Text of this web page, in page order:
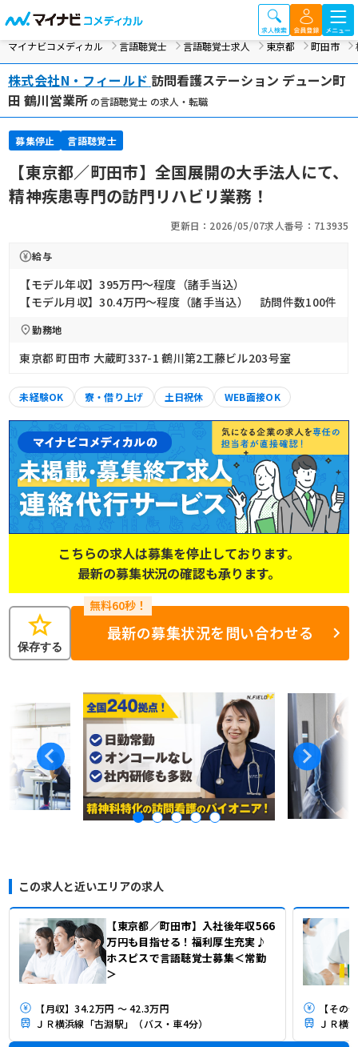
マイナビコメディカル 言語聴覚士 言語聴覚士求人 東京都 町田市
株式会社N・フィールド 訪問看護ステーション デューン町
田 鶴川営業所 の言語聴覚士 の求人・転職
募集停止 言語聴覚士
【東京都／町田市】全国展開の大手法人にて、
精神疾患専門の訪門リハビリ業務！
更新日：2026/05/07求人番号：713935
給与
【モデル年収】395万円〜程度（諸手当込）
【モデル月収】30.4万円〜程度（諸手当込） 訪問件数100件
勤務地
東京都 町田市 大蔵町337-1 鶴川第2工藤ビル203号室
未経験OK 寮・借り上げ 土日祝休 WEB面接OK
こちらの求人は募集を停止しております。
最新の募集状況の確認も承ります。
star
保存する
最新の募集状況を問い合わせる
この求人と近いエリアの求人
【東京都／町田市】入社後年収566
万円も目指せる！福利厚生充実♪
ホスピスで言語聴覚士募集＜常勤
＞
【月収】34.2万円 ～ 42.3万円
ＪＲ横浜線「古淵駅」（バス・車4分）
【その
ＪＲ横